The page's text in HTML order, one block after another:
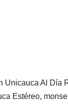
Unicauca Al Día
Estéreo,